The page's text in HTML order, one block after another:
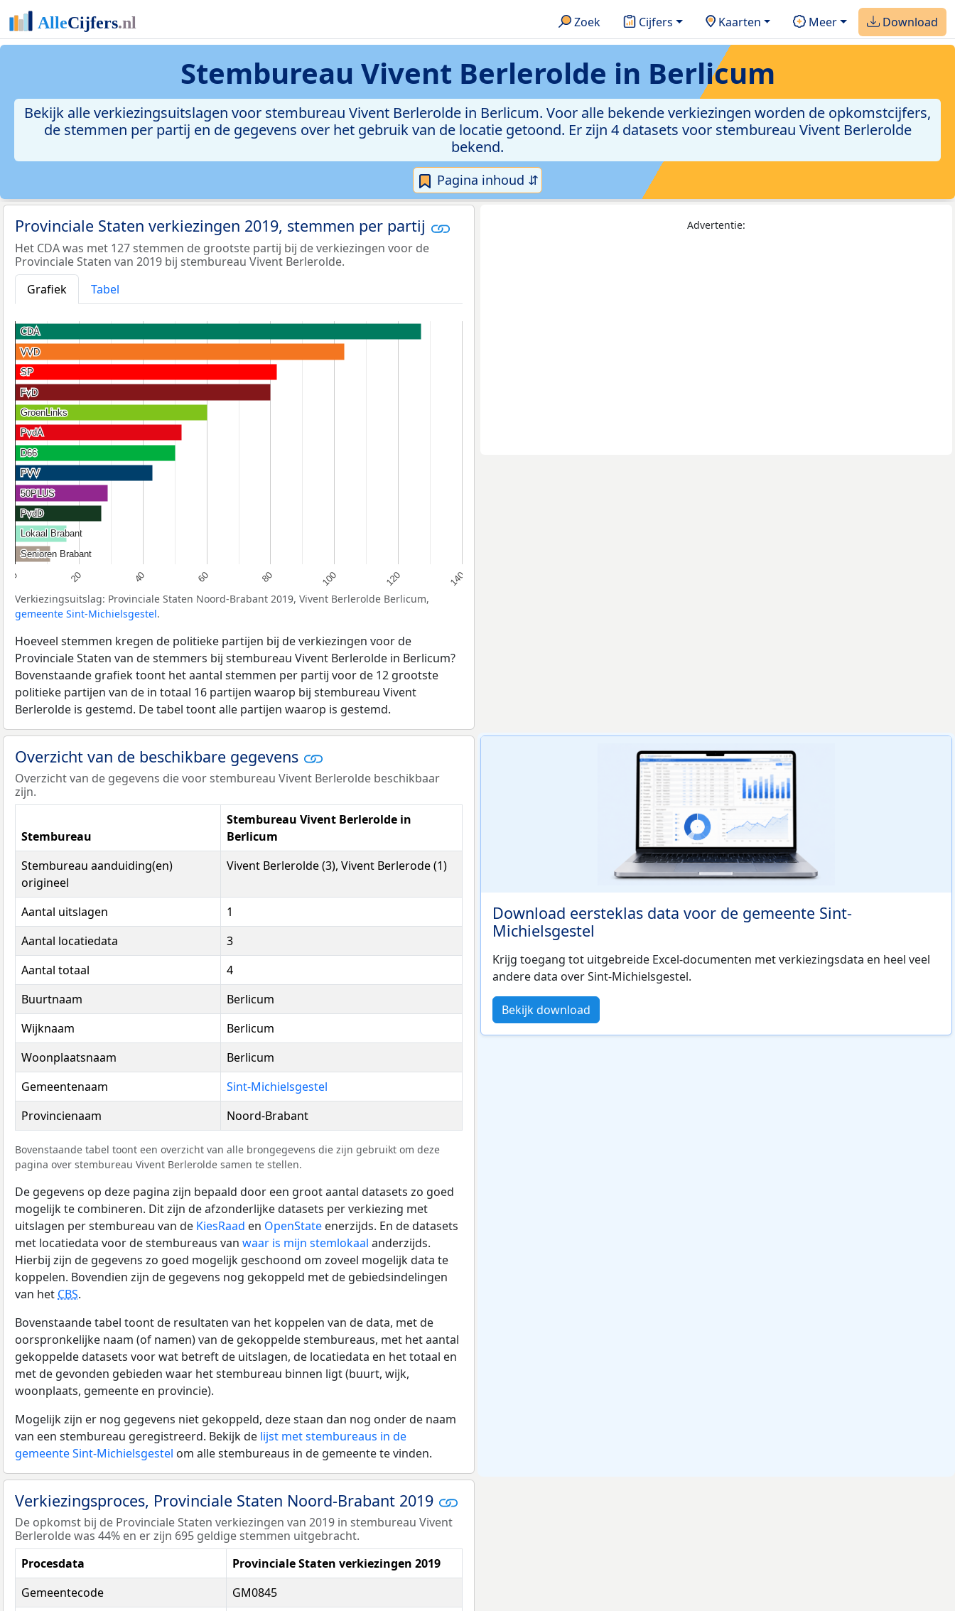
Zoek Cijfers Kaarten Meer Download
Stembureau Vivent Berlerolde in Berlicum
Bekijk alle verkiezingsuitslagen voor stembureau Vivent Berlerolde in Berlicum. Voor alle bekende verkiezingen worden de opkomstcijfers,
de stemmen per partij en de gegevens over het gebruik van de locatie getoond. Er zijn 4 datasets voor stembureau Vivent Berlerolde
bekend.
Pagina inhoud ⇵
Provinciale Staten verkiezingen 2019, stemmen per partij
Het CDA was met 127 stemmen de grootste partij bij de verkiezingen voor de
Provinciale Staten van 2019 bij stembureau Vivent Berlerolde.
Grafiek
Tabel
0 20 40 60 80 100 120 140
CDA
CDA
VVD
VVD
SP
SP
FvD
FvD
GroenLinks
GroenLinks
PvdA
PvdA
D66
D66
PVV
PVV
50PLUS
50PLUS
PvdD
PvdD
Lokaal Brabant
Lokaal Brabant
Senioren Brabant
Senioren Brabant
Verkiezingsuitslag: Provinciale Staten Noord-Brabant 2019, Vivent Berlerolde Berlicum,
gemeente Sint-Michielsgestel.
Hoeveel stemmen kregen de politieke partijen bij de verkiezingen voor de
Provinciale Staten van de stemmers bij stembureau Vivent Berlerolde in Berlicum?
Bovenstaande grafiek toont het aantal stemmen per partij voor de 12 grootste
politieke partijen van de in totaal 16 partijen waarop bij stembureau Vivent
Berlerolde is gestemd. De tabel toont alle partijen waarop is gestemd.
Advertentie:
Overzicht van de beschikbare gegevens
Overzicht van de gegevens die voor stembureau Vivent Berlerolde beschikbaar
zijn.
Stembureau
Stembureau Vivent Berlerolde in
Berlicum
Stembureau aanduiding(en)
origineel
Vivent Berlerolde (3), Vivent Berlerode (1)
Aantal uitslagen
1
Aantal locatiedata
3
Aantal totaal
4
Buurtnaam
Berlicum
Wijknaam
Berlicum
Woonplaatsnaam
Berlicum
Gemeentenaam
Sint-Michielsgestel
Provincienaam
Noord-Brabant
Bovenstaande tabel toont een overzicht van alle brongegevens die zijn gebruikt om deze
pagina over stembureau Vivent Berlerolde samen te stellen.
De gegevens op deze pagina zijn bepaald door een groot aantal datasets zo goed
mogelijk te combineren. Dit zijn de afzonderlijke datasets per verkiezing met
uitslagen per stembureau van de KiesRaad en OpenState enerzijds. En de datasets
met locatiedata voor de stembureaus van waar is mijn stemlokaal anderzijds.
Hierbij zijn de gegevens zo goed mogelijk geschoond om zoveel mogelijk data te
koppelen. Bovendien zijn de gegevens nog gekoppeld met de gebiedsindelingen
van het CBS.
Bovenstaande tabel toont de resultaten van het koppelen van de data, met de
oorspronkelijke naam (of namen) van de gekoppelde stembureaus, met het aantal
gekoppelde datasets voor wat betreft de uitslagen, de locatiedata en het totaal en
met de gevonden gebieden waar het stembureau binnen ligt (buurt, wijk,
woonplaats, gemeente en provincie).
Mogelijk zijn er nog gegevens niet gekoppeld, deze staan dan nog onder de naam
van een stembureau geregistreerd. Bekijk de lijst met stembureaus in de
gemeente Sint-Michielsgestel om alle stembureaus in de gemeente te vinden.
Download eersteklas data voor de gemeente Sint-
Michielsgestel
Krijg toegang tot uitgebreide Excel-documenten met verkiezingsdata en heel veel
andere data over Sint-Michielsgestel.
Bekijk download
Verkiezingsproces, Provinciale Staten Noord-Brabant 2019
De opkomst bij de Provinciale Staten verkiezingen van 2019 in stembureau Vivent
Berlerolde was 44% en er zijn 695 geldige stemmen uitgebracht.
Procesdata
Provinciale Staten verkiezingen 2019
Gemeentecode
GM0845